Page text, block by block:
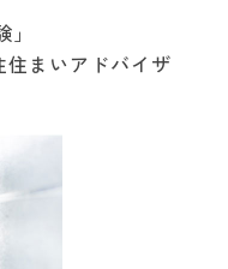
まいアドバイザ